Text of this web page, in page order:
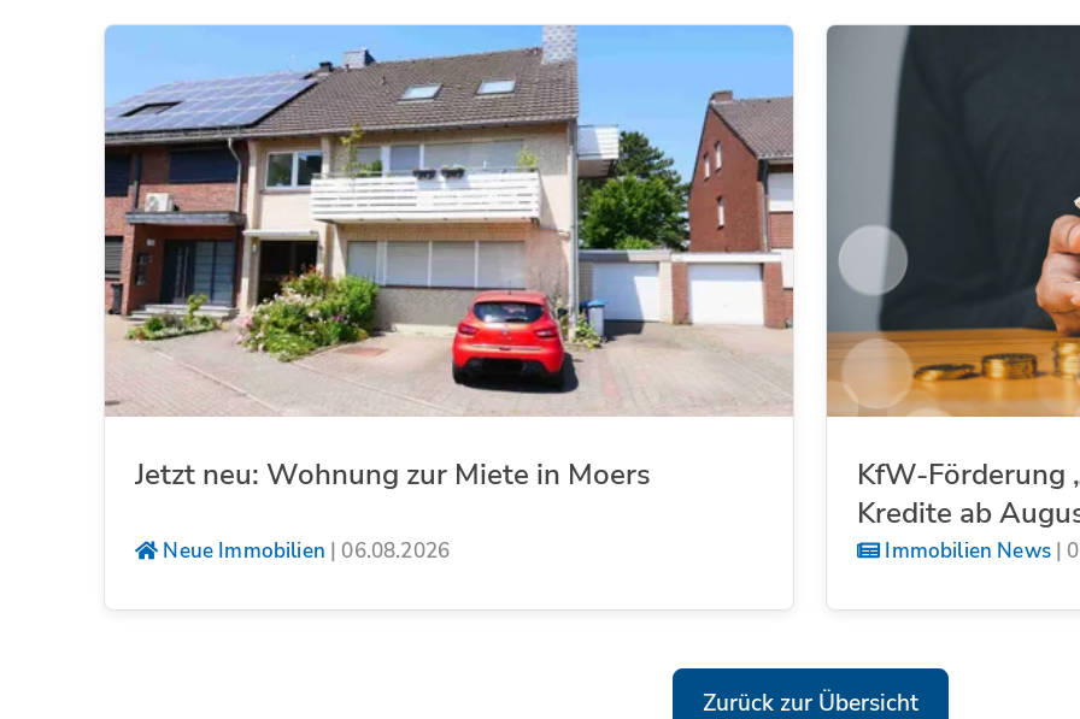
Jetzt neu: Wohnung zur Miete in Moers
Neue Immobilien | 06.08.2026
KfW-Förderung
Kredite ab
Immobilien News|
Zurück zur Übersicht